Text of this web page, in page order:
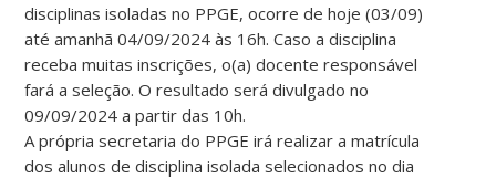
disciplinas isoladas no PPGE, ocorre de hoje (03/09)
até amanhã 04/09/2024 às 16h. Caso a disciplina
receba muitas inscrições, o(a) docente responsável
fará a seleção. O resultado será divulgado no
09/09/2024 a partir das 10h.
A própria secretaria do PPGE irá realizar a matrícula
dos alunos de disciplina isolada selecionados no dia